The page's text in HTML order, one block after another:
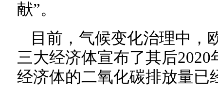
献”。
目前，气候变化治理中，
三大经济体宣布了其后
经济体的二氧化碳排放量已